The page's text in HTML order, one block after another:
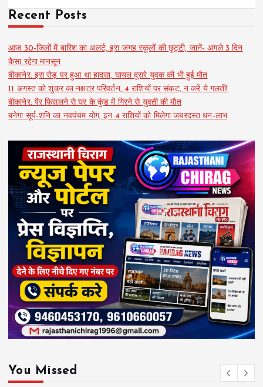
Recent Posts
आज 30-जिलों में बारिश का अलर्ट, इस जगह स्कूलों की छुट्टी, जानें- अगले 3 दिन
कैसा रहेगा मानसून
बीकानेर: इस रोड़ पर हुआ था हादसा, घायल दूसरे युवक की भी हुई मौत
11 अगस्त को शुक्र का नक्षत्र परिवर्तन, 4 राशियों पर संकट, न करें ये गलती!
बीकानेर: पैर फिसलने से घर के कुंड में गिरने से युवती की मौत
बनेगा सूर्य-शनि का नवपंचम योग, इन 4 राशियों को मिलेगा जबरदस्त धन-लाभ
You Missed